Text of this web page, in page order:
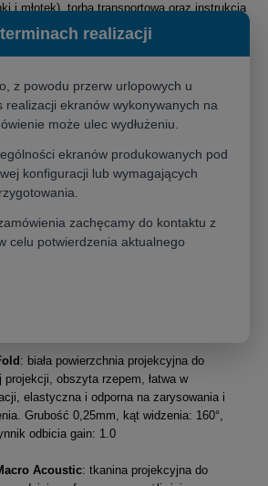
i młotek), torba transportowa oraz instrukcja
m
m
m
w kolorach z palety STANDARD lub z
zadruku.
: biała powierzchnia projekcyjna do
projekcji, obszyta rzepem, łatwa w
elastyczna i odporna na zarysowania i
Grubość 0,25mm, kąt widzenia: 160°,
odbicia gain: 1.0
Acoustic: tkanina projekcyjna do
realizacji
z powodu przerw urlopowych u
realizacji ekranów wykonywanych na
może ulec wydłużeniu.
ekranów produkowanych pod
konfiguracji lub wymagających
zachęcamy do kontaktu z
celu potwierdzenia aktualnego